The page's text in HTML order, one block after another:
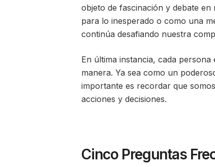
objeto de fascinación y debate
para lo inesperado o como una
continúa desafiando nuestra
En última instancia, cada
manera. Ya sea como un
importante es recordar que
acciones y decisiones.
Cinco Preguntas